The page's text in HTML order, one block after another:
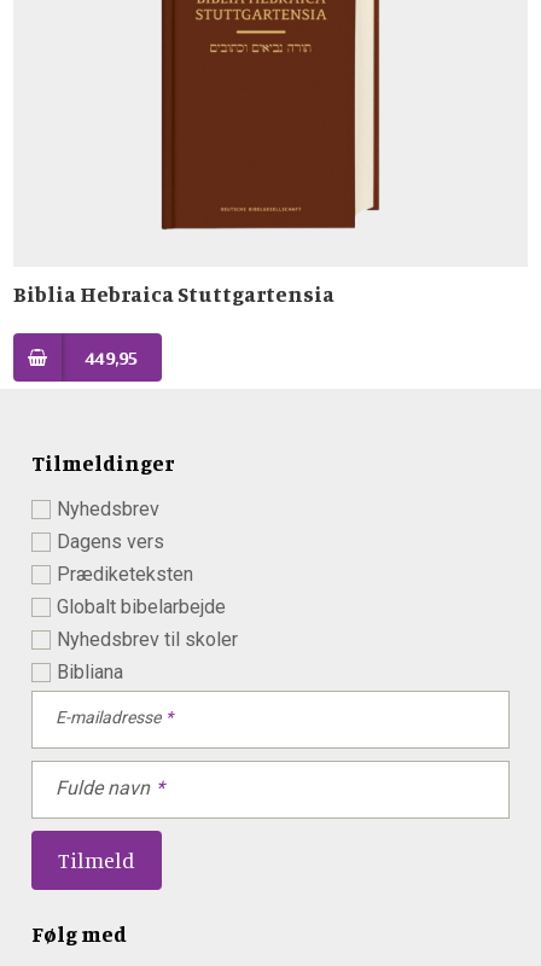
Biblia Hebraica Stuttgartensia
449,95
Tilmeldinger
Nyhedsbrev
Dagens vers
Prædiketeksten
Globalt bibelarbejde
Nyhedsbrev til skoler
Bibliana
E-mailadresse
Fulde navn
Følg med